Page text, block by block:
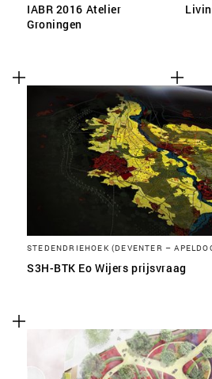
IABR 2016 Atelier
Groningen
STEDENDRIEHOEK (DEVENTER –
S3H-BTK Eo Wijers prijsvraag